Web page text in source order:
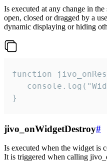
Is executed at any change in
open, closed or dragged by a
dynamic displaying or hiding
function
}
jivo_onWidgetDestroy#
Is executed when the widget is
It is triggered when calling